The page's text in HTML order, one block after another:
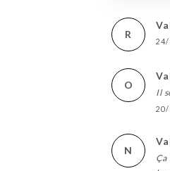
R
24/
O
Il
20/
N
Ça